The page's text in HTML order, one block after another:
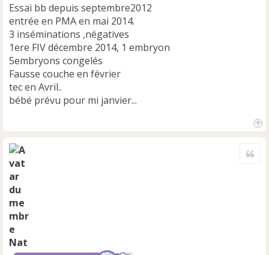
o
n
u
Essai bb depuis septembre2012
entrée en PMA en mai 2014.
3 inséminations ,négatives
1ere FIV décembre 2014, 1 embryon
5embryons congelés
Fausse couche en février
tec en Avril..
bébé prévu pour mi janvier...
Nat